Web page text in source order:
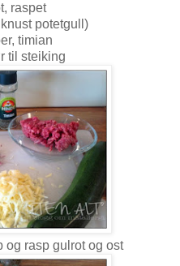
raspet
potetgull)
timian
til steiking
rasp gulrot og ost